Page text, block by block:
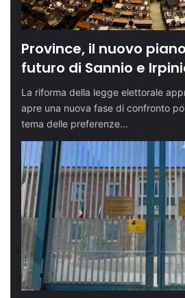
Province, il nuovo
futuro di Sannio e
La riforma della legge elettorale
apre una nuova fase di confronto
tema delle preferenze…